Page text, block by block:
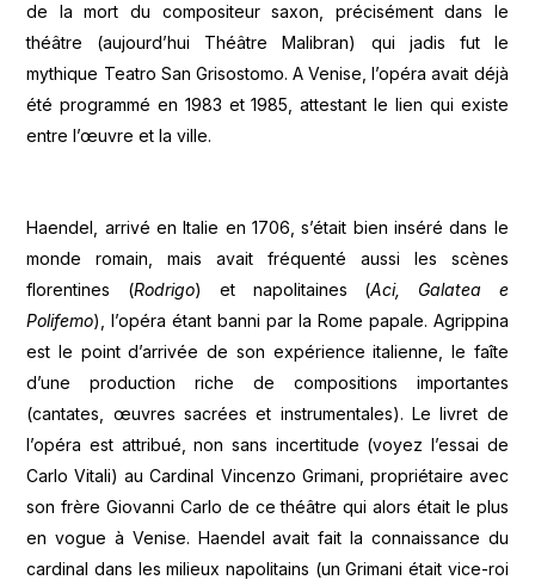
de la mort du compositeur saxon, précisément dans le
théâtre (aujourd’hui Théâtre Malibran) qui jadis fut le
mythique Teatro San Grisostomo. A Venise, l’opéra avait déjà
été programmé en 1983 et 1985, attestant le lien qui existe
entre l’œuvre et la ville.
Haendel, arrivé en Italie en 1706, s’était bien inséré dans le
monde romain, mais avait fréquenté aussi les scènes
florentines (Rodrigo) et napolitaines (Aci, Galatea e
Polifemo), l’opéra étant banni par la Rome papale. Agrippina
est le point d’arrivée de son expérience italienne, le faîte
d’une production riche de compositions importantes
(cantates, œuvres sacrées et instrumentales). Le livret de
l’opéra est attribué, non sans incertitude (voyez l’essai de
Carlo Vitali) au Cardinal Vincenzo Grimani, propriétaire avec
son frère Giovanni Carlo de ce théâtre qui alors était le plus
en vogue à Venise. Haendel avait fait la connaissance du
cardinal dans les milieux napolitains (un Grimani était vice-roi